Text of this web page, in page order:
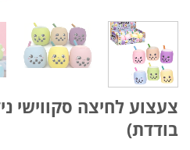
צעצוע לחיצה סקווישי
בודדת)